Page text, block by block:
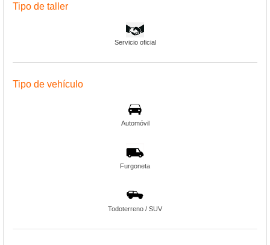
Tipo de taller
Servicio oficial
Tipo de vehículo
Automóvil
Furgoneta
Todoterreno / SUV